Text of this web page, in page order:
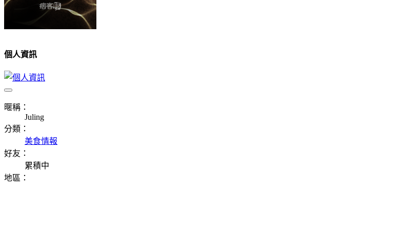
個人資訊
暱稱：
Juling
分類：
美食情報
好友：
累積中
地區：